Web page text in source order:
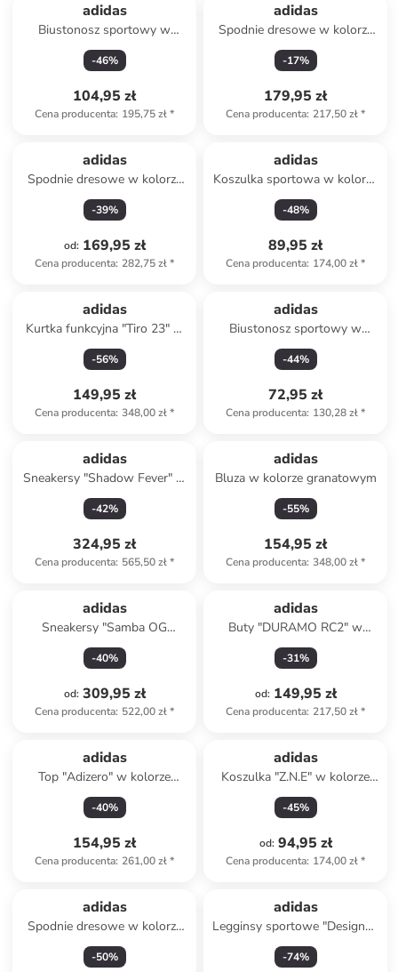
adidas
Biustonosz sportowy w
kolorze czarnym
-46%
104,95 zł
Cena producenta: 195,75 zł*
adidas
Spodnie dresowe w kolorze
granatowym
-17%
179,95 zł
Cena producenta: 217,50 zł*
adidas
Spodnie dresowe w kolorze
pomarańczowym
-39%
od: 169,95 zł
Cena producenta: 282,75 zł*
adidas
Koszulka sportowa w kolorze
pomarańczowym
-48%
89,95 zł
Cena producenta: 174,00 zł*
adidas
Kurtka funkcyjna "Tiro 23" w
kolorze czarnym
-56%
149,95 zł
Cena producenta: 348,00 zł*
adidas
Biustonosz sportowy w
kolorze czarnym
-44%
72,95 zł
Cena producenta: 130,28 zł*
adidas
Sneakersy "Shadow Fever" w
kolorze czarnym
-42%
324,95 zł
Cena producenta: 565,50 zł*
adidas
Bluza w kolorze granatowym
-55%
154,95 zł
Cena producenta: 348,00 zł*
adidas
Sneakersy "Samba OG
Maroon Rich" w kolorze
fioletowym
-40%
od: 309,95 zł
Cena producenta: 522,00 zł*
adidas
Buty "DURAMO RC2" w
kolorze fioletowo-żółtym do
biegania
-31%
od: 149,95 zł
Cena producenta: 217,50 zł*
adidas
Top "Adizero" w kolorze
jasnoróżowym do biegania
-40%
154,95 zł
Cena producenta: 261,00 zł*
adidas
Koszulka "Z.N.E" w kolorze
żółtym
-45%
od: 94,95 zł
Cena producenta: 174,00 zł*
adidas
Spodnie dresowe w kolorze
granatowym
-50%
adidas
Legginsy sportowe "Designed
4 Training" w kolorze
różowym
-74%